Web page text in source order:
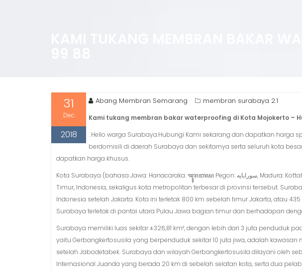
31
Dec
2018
Abang Membran Semarang membran surabaya 2.1
Kami tukang membran bakar waterproofing di Kota Mojokerto –
. Hello warga Surabaya.Hubungi Kami sekarang dan dapatkan harga
berdomisili di daerah Surabaya dan sekitarnya serta seluruh kota
dapatkan harga khusus.
Kota Surabaya (bahasa Jawa: Hanacaraka: ꦯꦸꦫꦧꦪ Pegon: سورابايه, Madura: Kottah Sorbhâjâh) adalah ibu kota Provinsi Jawa
Timur, Indonesia, sekaligus kota metropolitan terbesar di provinsi tersebut.
Indonesia setelah Jakarta. Kota ini terletak 800 km sebelah timur Jakarta, atau
Surabaya terletak di pantai utara Pulau Jawa bagian timur dan berhadapan
Surabaya memiliki luas sekitar ±326,81 km², dengan lebih dari 3 juta penduduk
yaitu Gerbangkertosusila yang berpenduduk sekitar 10 juta jiwa, adalah
setelah Jabodetabek. Surabaya dan wilayah Gerbangkertosusila dilayani oleh
Internasional Juanda yang berada 20 km di sebelah selatan kota, serta dua